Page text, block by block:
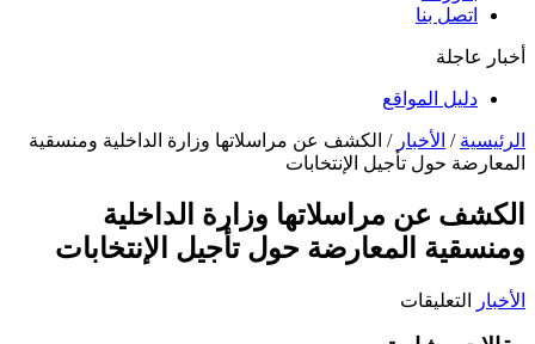
اتصل بنا
أخبار عاجلة
دليل المواقع
الرئيسية / الأخبار / الكشف عن مراسلاتها وزارة الداخلية ومنسقية
المعارضة حول تأجيل الإنتخابات
الكشف عن مراسلاتها وزارة الداخلية
ومنسقية المعارضة حول تأجيل الإنتخابات
الأخبار التعليقات